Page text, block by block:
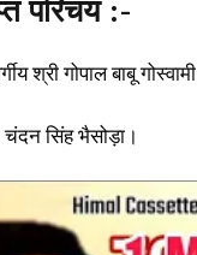
परिचय :-
श्री गोपाल बाबू गोस्वामी
चंदन सिंह भैसोड़ा।